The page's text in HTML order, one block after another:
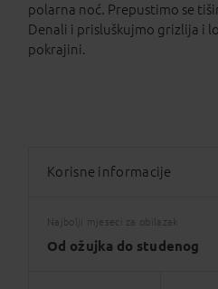
polarna noć. Prepustimo se
Denali i prisluškujmo grizlija i
pokrajini.
Korisne informacije
Najbolji mjeseci za obilazak
Od ožujka do studenog